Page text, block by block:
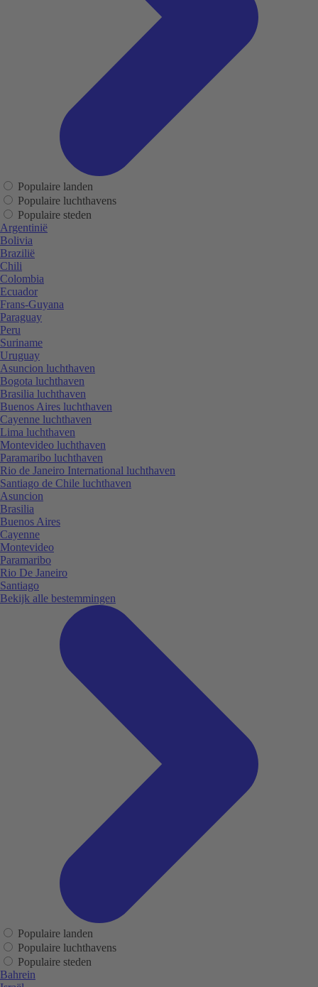
Populaire landen
Populaire luchthavens
Populaire steden
Argentinië
Bolivia
Brazilië
Chili
Colombia
Ecuador
Frans-Guyana
Paraguay
Peru
Suriname
Uruguay
Asuncion luchthaven
Bogota luchthaven
Brasilia luchthaven
Buenos Aires luchthaven
Cayenne luchthaven
Lima luchthaven
Montevideo luchthaven
Paramaribo luchthaven
Rio de Janeiro International luchthaven
Santiago de Chile luchthaven
Asuncion
Brasilia
Buenos Aires
Cayenne
Montevideo
Paramaribo
Rio De Janeiro
Santiago
Bekijk alle bestemmingen
Populaire landen
Populaire luchthavens
Populaire steden
Bahrein